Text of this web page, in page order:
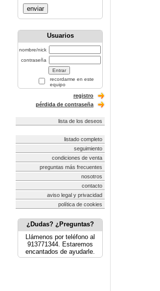
enviar
Usuarios
nombre/nick
contraseña
recordarme en este
equipo
registro
pérdida de contraseña
lista de los deseos
listado completo
seguimiento
condiciones de venta
preguntas más frecuentes
nosotros
contacto
aviso legal y privacidad
política de cookies
¿Dudas? ¿Preguntas?
Llámenos por teléfono al
913771344. Estaremos
encantados de ayudarle.